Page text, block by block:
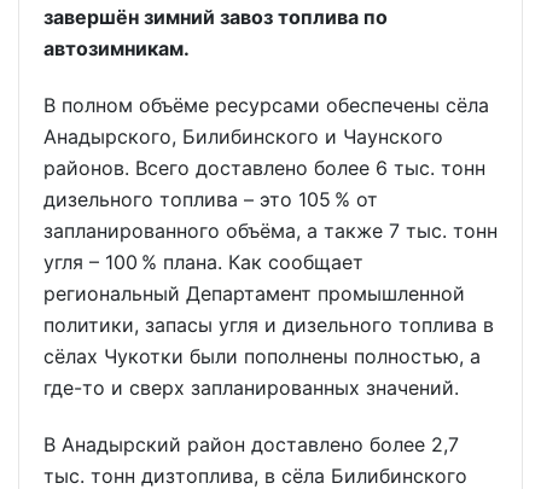
завершён зимний завоз топлива по
автозимникам.
В полном объёме ресурсами обеспечены сёла
Анадырского, Билибинского и Чаунского
районов. Всего доставлено более 6 тыс. тонн
дизельного топлива – это 105 % от
запланированного объёма, а также 7 тыс. тонн
угля – 100 % плана. Как сообщает
региональный Департамент промышленной
политики, запасы угля и дизельного топлива в
сёлах Чукотки были пополнены полностью, а
где-то и сверх запланированных значений.
В Анадырский район доставлено более 2,7
тыс. тонн дизтоплива, в сёла Билибинского